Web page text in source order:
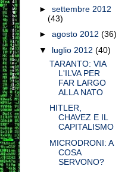
►settembre 2012
(43)
►agosto 2012(36)
▼ luglio 2012(40)
TARANTO: VIA
L'ILVA PER
FAR LARGO
ALLA NATO
HITLER,
CHAVEZ E IL
CAPITALISMO
MICRODRONI: A
COSA
SERVONO?